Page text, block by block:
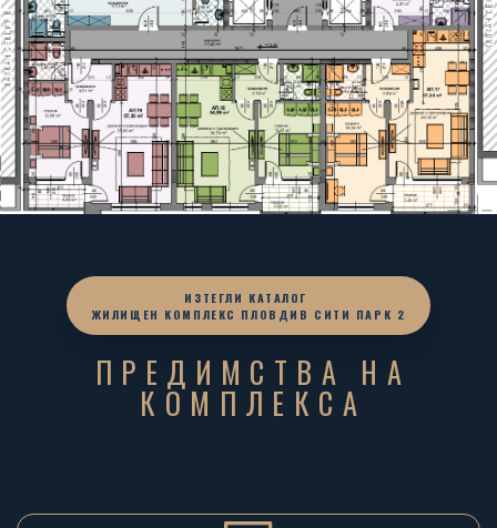
ИЗТЕГЛИ КАТАЛОГ
ЖИЛИЩЕН КОМПЛЕКС ПЛОВДИВ СИТИ ПАРК 2
ПРЕДИМСТВА НА
КОМПЛЕКСА